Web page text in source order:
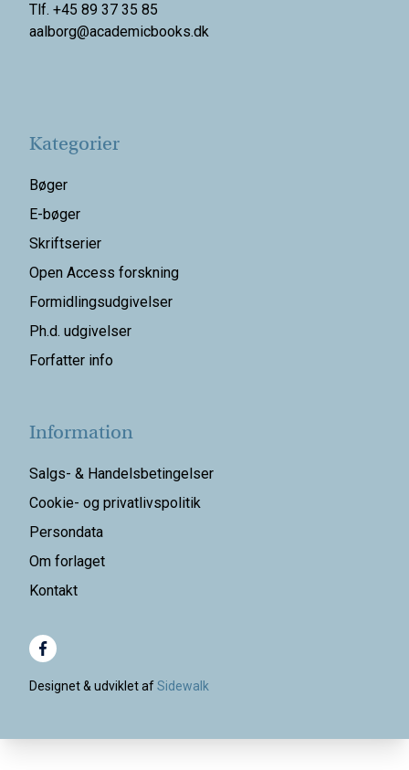
Tlf. +45 89 37 35 85
aalborg@academicbooks.dk
Kategorier
Bøger
E-bøger
Skriftserier
Open Access forskning
Formidlingsudgivelser
Ph.d. udgivelser
Forfatter info
Information
Salgs- & Handelsbetingelser
Cookie- og privatlivspolitik
Persondata
Om forlaget
Kontakt
Designet & udviklet afSidewalk